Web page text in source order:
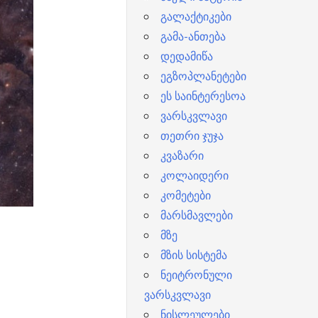
გალაქტიკები
გამა-ანთება
დედამიწა
ეგზოპლანეტები
ეს საინტერესოა
ვარსკვლავი
თეთრი ჯუჯა
კვაზარი
კოლაიდერი
კომეტები
მარსმავლები
მზე
მზის სისტემა
ნეიტრონული
ვარსკვლავი
ნისლეულები